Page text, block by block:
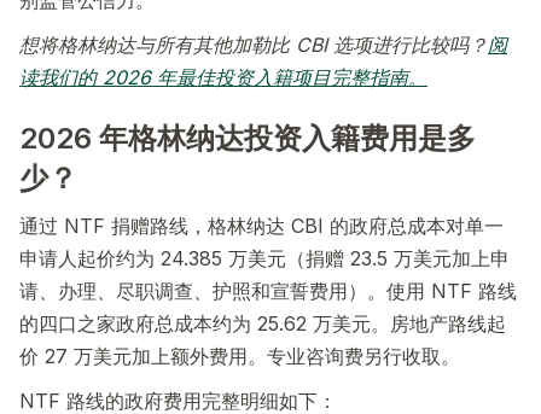
想将格林纳达与所有其他加勒比 CBI 选项进行比较吗？阅
读我们的 2026 年最佳投资入籍项目完整指南。
2026 年格林纳达投资入籍费用是多
少？
通过 NTF 捐赠路线，格林纳达 CBI 的政府总成本对单一
申请人起价约为 24.385 万美元（捐赠 23.5 万美元加上申
请、办理、尽职调查、护照和宣誓费用）。使用 NTF 路线
的四口之家政府总成本约为 25.62 万美元。房地产路线起
价 27 万美元加上额外费用。专业咨询费另行收取。
NTF 路线的政府费用完整明细如下：